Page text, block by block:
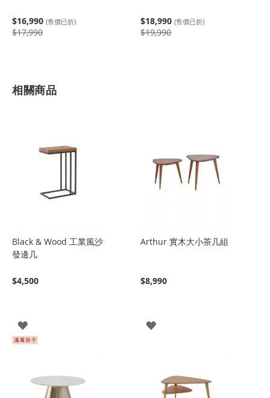
$16,990 (售價已折)
$17,990
$18,990 (售價已折)
$19,990
相關商品
Black & Wood 工業風沙
發邊几
$4,500
登
入
Arthur 實木大小茶几組
$8,990
登